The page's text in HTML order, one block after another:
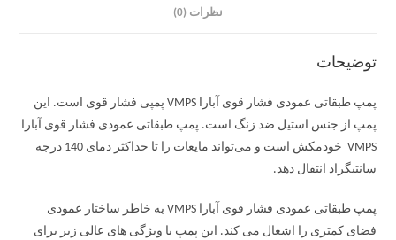
نظرات (0)
توضیحات
پمپ طبقاتی عمودی فشار قوی آبارا VMPS پمپی فشار قوی است. این
پمپ از جنس استیل ضد زنگ است. پمپ طبقاتی عمودی فشار قوی آبارا
VMPS خودمکش است و می‌تواند مایعات را تا حداکثر دمای 140 درجه
سانتیگراد انتقال دهد.
پمپ طبقاتی عمودی فشار قوی آبارا VMPS به خاطر ساختار عمودی
فضای کمتری را اشغال می کند. این پمپ با ویژگی های عالی زیر برای